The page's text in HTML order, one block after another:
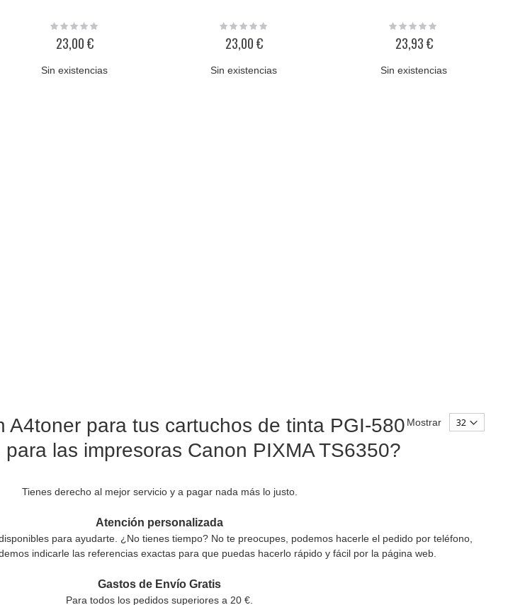
Rating:
23,00 €
Sin existencias
Rating:
23,00 €
Sin existencias
Rating:
23,93 €
Sin existencias
Mostrar
A4toner para tus cartuchos de tinta PGI-580
las impresoras Canon PIXMA TS6350?
Tienes derecho al mejor servicio y a pagar nada más lo justo.
Atención personalizada
para ayudarte. ¿No tienes tiempo? No te preocupes, podemos hacerle el pedido por teléfono,
indicarle las referencias exactas para que puedas hacerlo rápido y fácil por la página web.
Gastos de Envío Gratis
Para todos los pedidos superiores a 20 €.